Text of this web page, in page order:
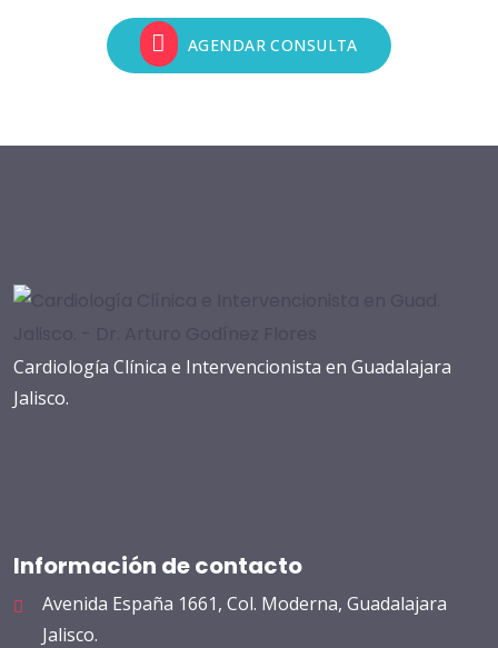
AGENDAR CONSULTA
Cardiología Clínica e Intervencionista en Guadalajara
Jalisco.
Información de contacto
Avenida España 1661, Col. Moderna, Guadalajara
Jalisco.